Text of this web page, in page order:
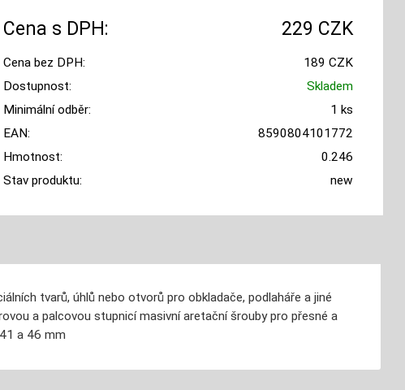
Cena s DPH: 229 CZK
Cena bez DPH:
189 CZK
Dostupnost:
Skladem
Minimální odběr:
1 ks
EAN:
8590804101772
Hmotnost:
0.246
Stav produktu:
new
tvarů, úhlů nebo otvorů pro obkladače, podlaháře a jiné
a palcovou stupnicí masivní aretační šrouby pro přesné a
a 46 mm